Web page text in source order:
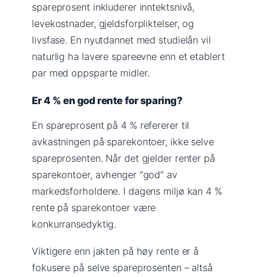
spareprosent inkluderer inntektsnivå,
levekostnader, gjeldsforpliktelser, og
livsfase. En nyutdannet med studielån vil
naturlig ha lavere spareevne enn et etablert
par med oppsparte midler.
Er 4 % en god rente for sparing?
En spareprosent på 4 % refererer til
avkastningen på sparekontoer, ikke selve
spareprosenten. Når det gjelder renter på
sparekontoer, avhenger “god” av
markedsforholdene. I dagens miljø kan 4 %
rente på sparekontoer være
konkurransedyktig.
Viktigere enn jakten på høy rente er å
fokusere på selve spareprosenten – altså